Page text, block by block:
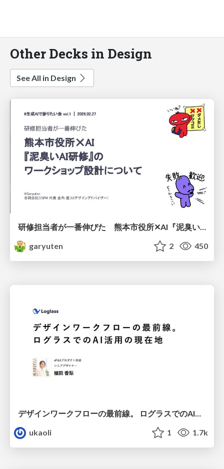
Other Decks in Design
See All in Design
研修担当者が一番伸びた 熊本市役所✕AI『泥臭いAI研修』のワークショップ設計について
garyuten
2 450
ukaoli
1 1.7k